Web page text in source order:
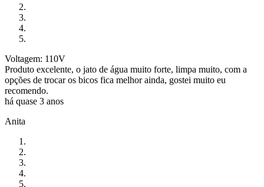
Voltagem: 110V
Produto excelente, o jato de água muito forte, limpa muito, com a
opções de trocar os bicos fica melhor ainda, gostei muito eu
recomendo.
há quase 3 anos
Anita